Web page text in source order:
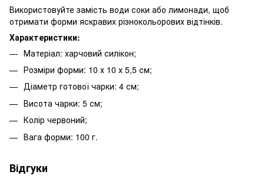
Використовуйте замість води соки або лимонади, щоб
отримати форми яскравих різнокольорових відтінків.
Характеристики:
Матеріал: харчовий силікон;
Розміри форми: 10 х 10 х 5,5 см;
Діаметр готової чарки: 4 см;
Висота чарки: 5 см;
Колір червоний;
Вага форми: 100 г.
Відгуки